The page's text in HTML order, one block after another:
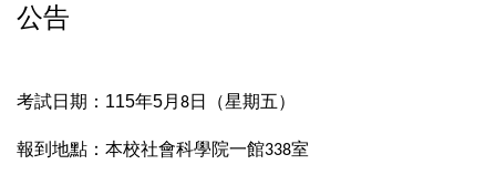
公告
考試日期： 115年5月 8日（星期五）
報到地點：本校社會科學院一館338室